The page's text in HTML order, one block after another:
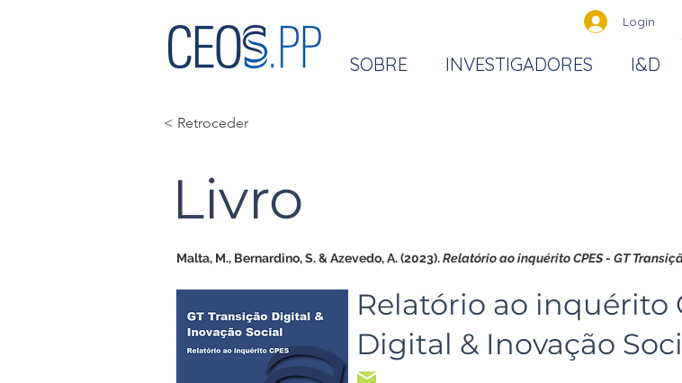
Login
SOBRE INVESTIGADORES I&D
< Retroceder
Livro
Malta, M., Bernardino, S. & Azevedo, A. (2023). Relatório ao inquérito CPES - GT
Relatório ao inquérito
Digital & Inovação